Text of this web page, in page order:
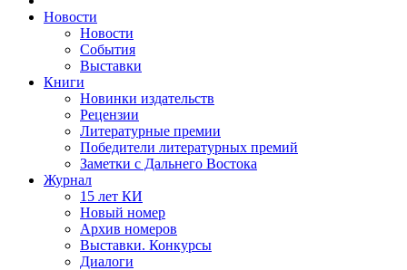
Новости
Новости
События
Выставки
Книги
Новинки издательств
Рецензии
Литературные премии
Победители литературных премий
Заметки с Дальнего Востока
Журнал
15 лет КИ
Новый номер
Архив номеров
Выставки. Конкурсы
Диалоги